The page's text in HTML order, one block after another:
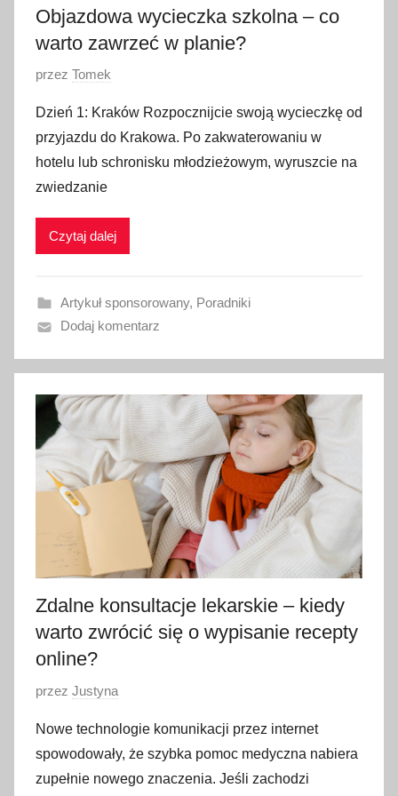
0
2
Objazdowa wycieczka szkolna – co
warto zawrzeć w planie?
O
u
b
l
i
w
n
o
l
i
c
2
przez Tomek
Dzień 1: Kraków Rozpocznijcie swoją wycieczkę od
przyjazdu do Krakowa. Po zakwaterowaniu w
hotelu lub schronisku młodzieżowym, wyruszcie na
zwiedzanie
Czytaj dalej
Artykuł sponsorowany, Poradniki
Dodaj komentarz
Zdalne konsultacje lekarskie – kiedy
warto zwrócić się o wypisanie recepty
online?
O
u
b
l
przez Justyna
Nowe technologie komunikacji przez internet
spowodowały, że szybka pomoc medyczna nabiera
zupełnie nowego znaczenia. Jeśli zachodzi